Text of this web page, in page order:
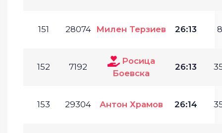
151 28074 Милен Терзиев 26:13
152 7192
Росица
Боевска
26:13
153 29304 Антон Храмов 26:14